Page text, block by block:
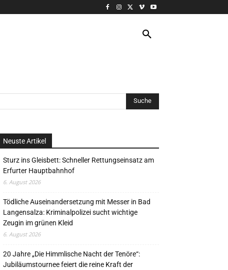
Neuste Artikel
Sturz ins Gleisbett: Schneller Rettungseinsatz am
Erfurter Hauptbahnhof
6. August 2026
Tödliche Auseinandersetzung mit Messer in Bad
Langensalza: Kriminalpolizei sucht wichtige
Zeugin im grünen Kleid
6. August 2026
20 Jahre „Die Himmlische Nacht der Tenöre“:
Jubiläumstournee feiert die reine Kraft der